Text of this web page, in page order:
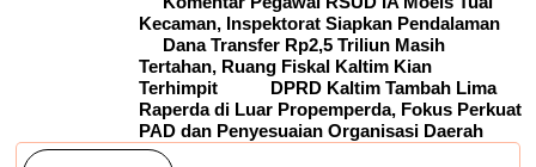
Kecaman, Inspektorat Siapkan Pendalaman
Dana Transfer Rp2,5 Triliun Masih
Tertahan, Ruang Fiskal Kaltim Kian
Terhimpit
DPRD Kaltim Tambah Lima
Raperda di Luar Propemperda, Fokus Perkuat
PAD dan Penyesuaian Organisasi Daerah